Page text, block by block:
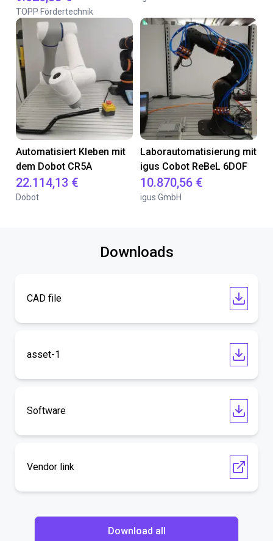
TOPP Fördertechnik
Automatisiert Kleben mit
dem Dobot CR5A
22.114,13 €
Dobot
Laborautomatisierung mit
igus Cobot ReBeL 6DOF
10.870,56 €
igus GmbH
Downloads
CAD file
asset-1
Software
Vendor link
Download all